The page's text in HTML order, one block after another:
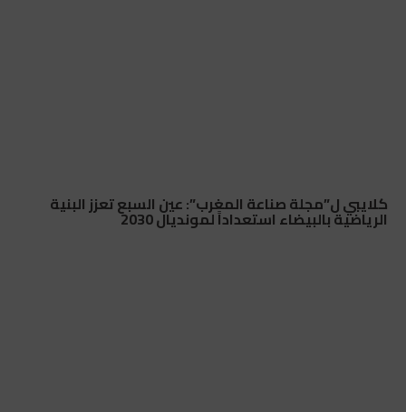
كلايبي ل”مجلة صناعة المغرب”: عين السبع تعزز البنية
الرياضية بالبيضاء استعداداً لمونديال 2030